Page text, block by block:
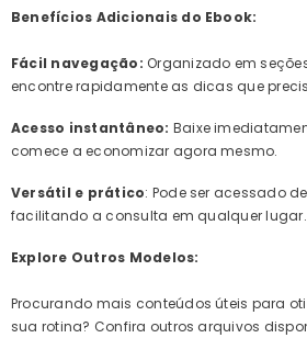
Benefícios Adicionais do Ebook:
Fácil navegação: Organizado em
encontre rapidamente as dicas que
Acesso instantâneo: Baixe
comece a economizar agora mesmo.
Versátil e prático: Pode ser acessado
facilitando a consulta em qualquer lugar.
Explore Outros Modelos:
Procurando mais conteúdos úteis para
sua rotina? Confira outros arquivos